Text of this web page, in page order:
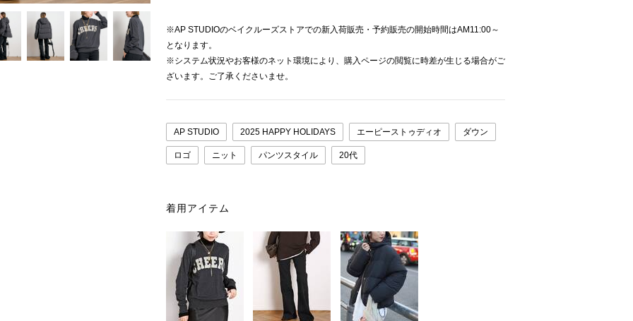
※AP STUDIOのベイクルーズストアでの新入荷販売・予約販売の開始時間はAM11:00～
となります。
※システム状況やお客様のネット環境により、購入ページの閲覧に時差が生じる場合がご
ざいます。ご了承くださいませ。
AP STUDIO 2025 HAPPY HOLIDAYS エーピーストゥディオ ダウン
ロゴ ニット パンツスタイル 20代
着用アイテム